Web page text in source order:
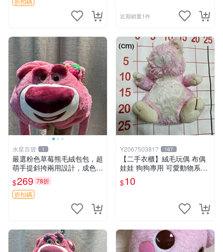
近期銷量1件
水星百貨 1
嚴選粉色草莓熊毛絨包包，超
萌手提斜挎兩用設計，成色上
佳容量大 粉紅草莓 毛絨包 超
大容量
$269 78折
折扣碼
Y2067503817 167
【二手衣櫃】絨毛玩偶 布偶
娃娃 狗狗專用 可愛動物系列
耐咬耐磨玩具 玩偶 粉紅熊寵
物玩具 1120929
$10